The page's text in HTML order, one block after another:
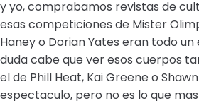
y yo, comprabamos revistas de
esas competiciones de Mister
Haney o Dorian Yates eran todo
duda cabe que ver esos cuerpos
el de Phill Heat, Kai Greene o
espectaculo, pero no es lo que